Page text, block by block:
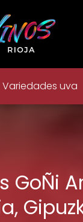
Variedades uva
GoÑi